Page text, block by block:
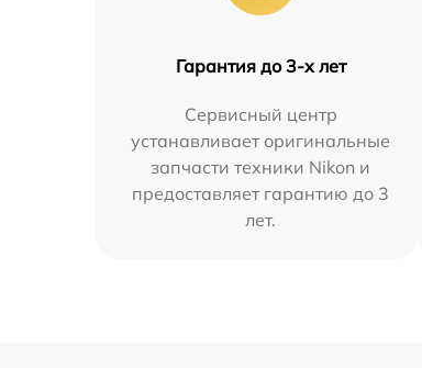
Гарантия до 3-х лет
Сервисный центр
устанавливает оригинальные
запчасти техники Nikon и
предоставляет гарантию до 3
лет.